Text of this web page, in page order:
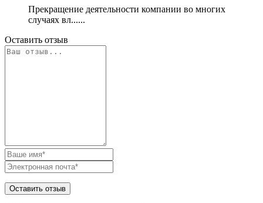
Прекращение деятельности компании во многих
случаях вл......
Оставить отзыв